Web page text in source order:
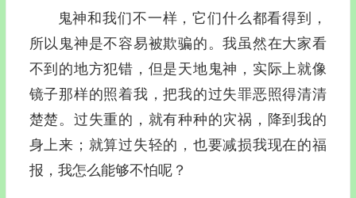
鬼神和我们不一样，它们什么都看得到，
所以鬼神是不容易被欺骗的。我虽然在大家看
不到的地方犯错，但是天地鬼神，实际上就像
镜子那样的照着我，把我的过失罪恶照得清清
楚楚。过失重的，就有种种的灾祸，降到我的
身上来；就算过失轻的，也要减损我现在的福
报，我怎么能够不怕呢？